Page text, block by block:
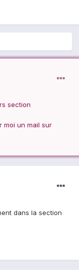
section
moi un mail sur
dans la section